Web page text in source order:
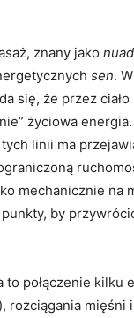
znany jako
sen.
się, że przez
życiowa
linii ma
mechanicznie na
by
to połączenie kilku
rozciągania mięśni